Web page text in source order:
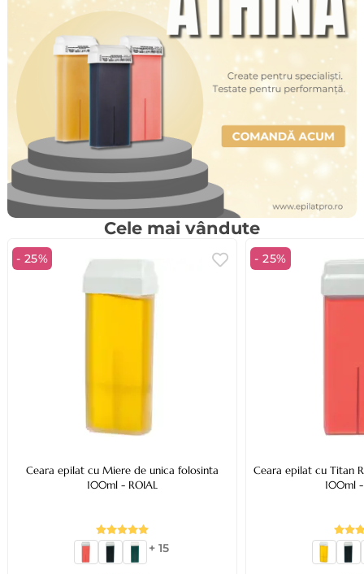
Cele mai vândute
- 25%
Ceara epilat cu Miere de unica folosinta
100ml - ROIAL
+ 15
- 25%
Ceara epilat cu Titan
100ml